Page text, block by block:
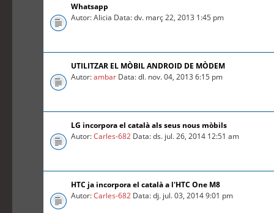
Whatsapp
Autor: Alicia Data: dv. març 22, 2013 1:45 pm
UTILITZAR EL MÒBIL ANDROID DE MÒDEM
Autor:ambar Data: dl. nov. 04, 2013 6:15 pm
LG incorpora el català als seus nous mòbils
Autor:Carles-682 Data: ds. jul. 26, 2014 12:51 am
HTC ja incorpora el català a l'HTC One M8
Autor:Carles-682 Data: dj. jul. 03, 2014 9:01 pm